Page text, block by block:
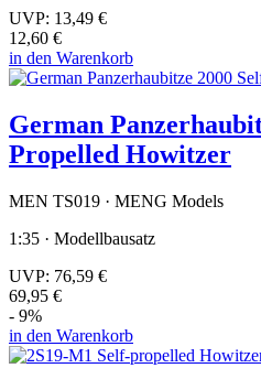
UVP: 13,49 €
12,60 €
in den Warenkorb
German
Propelled Howitzer
MEN TS019 · MENG Models
1:35 · Modellbausatz
UVP: 76,59 €
69,95 €
- 9%
in den Warenkorb